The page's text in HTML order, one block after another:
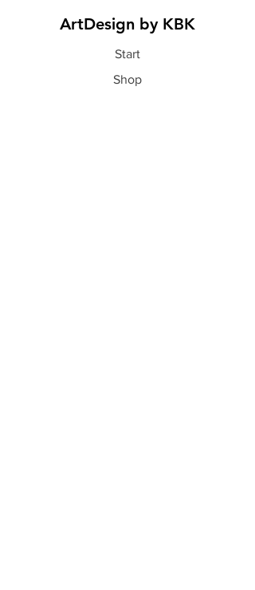
ArtDesign by KBK
Start
Shop